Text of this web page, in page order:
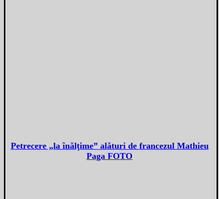
Petrecere „la înălţime” alături de francezul Mathieu
Paga FOTO